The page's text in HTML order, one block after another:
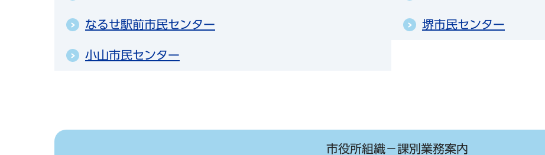
なるせ駅前市民センター 堺市民センター
小山市民センター
市役所組織－課別業務案内